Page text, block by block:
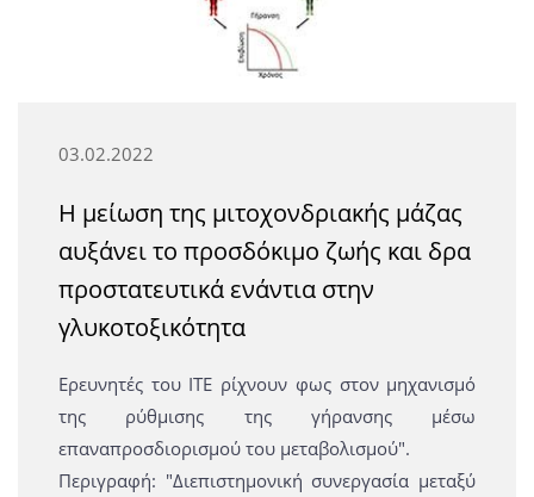
03.02.2022
H μείωση της μιτοχονδριακής μάζας
αυξάνει το προσδόκιμο ζωής και δρα
προστατευτικά ενάντια στην
γλυκοτοξικότητα
Ερευνητές του ΙΤΕ ρίχνουν φως στον μηχανισμό
της ρύθμισης της γήρανσης μέσω
επαναπροσδιορισμού του μεταβολισμού".
Περιγραφή: "Διεπιστημονική συνεργασία μεταξύ